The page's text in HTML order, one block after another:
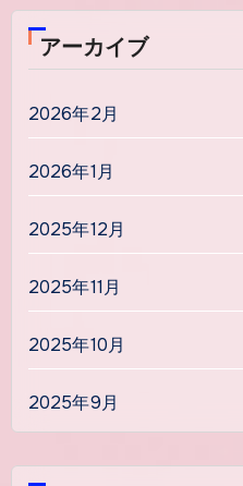
アーカイブ
2026年2月
2026年1月
2025年12月
2025年11月
2025年10月
2025年9月